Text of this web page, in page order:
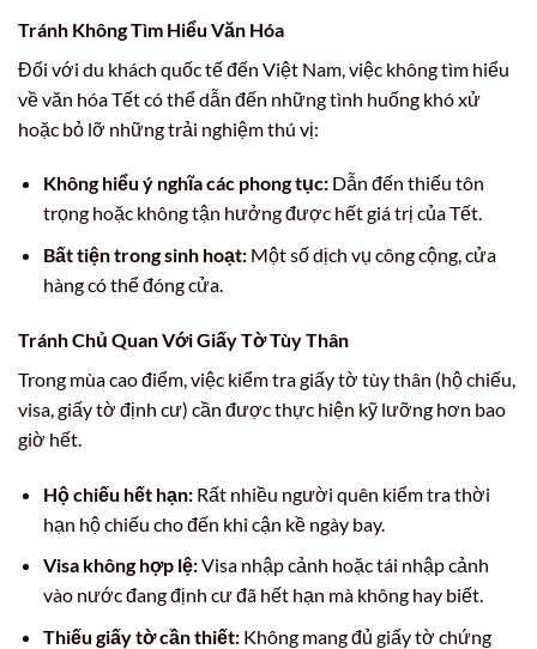
Tránh Không Tìm Hiểu Văn Hóa
Đối với du khách quốc tế đến Việt Nam, việc không tìm hiểu
về văn hóa Tết có thể dẫn đến những tình huống khó xử
hoặc bỏ lỡ những trải nghiệm thú vị:
Không hiểu ý nghĩa các phong tục:Dẫn đến thiếu tôn
trọng hoặc không tận hưởng được hết giá trị của Tết.
Bất tiện trong sinh hoạt:Một số dịch vụ công cộng, cửa
hàng có thể đóng cửa.
Tránh Chủ Quan Với Giấy Tờ Tùy Thân
Trong mùa cao điểm, việc kiểm tra giấy tờ tùy thân (hộ chiếu,
visa, giấy tờ định cư) cần được thực hiện kỹ lưỡng hơn bao
giờ hết.
Hộ chiếu hết hạn:Rất nhiều người quên kiểm tra thời
hạn hộ chiếu cho đến khi cận kề ngày bay.
Visa không hợp lệ:Visa nhập cảnh hoặc tái nhập cảnh
vào nước đang định cư đã hết hạn mà không hay biết.
Thiếu giấy tờ cần thiết:Không mang đủ giấy tờ chứng